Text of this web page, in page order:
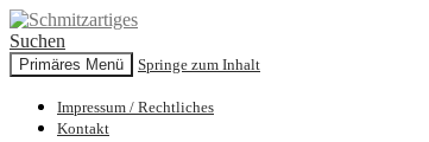
Schmitzartiges
Suchen
Primäres Menü Springe zum Inhalt
Impressum / Rechtliches
Kontakt